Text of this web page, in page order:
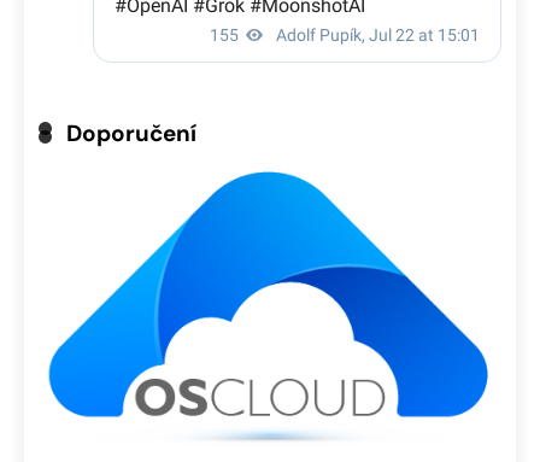
Doporučení